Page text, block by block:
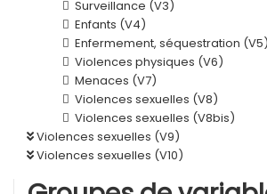
Surveillance (V3)
Enfants (V4)
Enfermement, séquestration (V5)
Violences physiques (V6)
Menaces (V7)
Violences sexuelles (V8)
Violences sexuelles (V8bis)
Violences sexuelles (V9)
Violences sexuelles (V10)